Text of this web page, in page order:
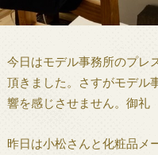
今日はモデル事務所のプレ
頂きました。さすがモデル
響を感じさせません。御礼
昨日は小松さんと化粧品メ